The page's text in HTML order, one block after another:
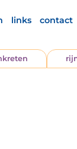
links contact